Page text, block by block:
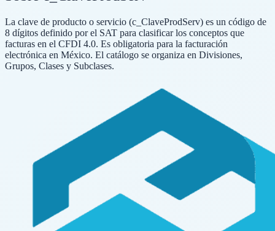
La clave de producto o servicio (c_ClaveProdServ) es un código de
8 dígitos definido por el SAT para clasificar los conceptos que
facturas en el CFDI 4.0. Es obligatoria para la facturación
electrónica en México. El catálogo se organiza en Divisiones,
Grupos, Clases y Subclases.